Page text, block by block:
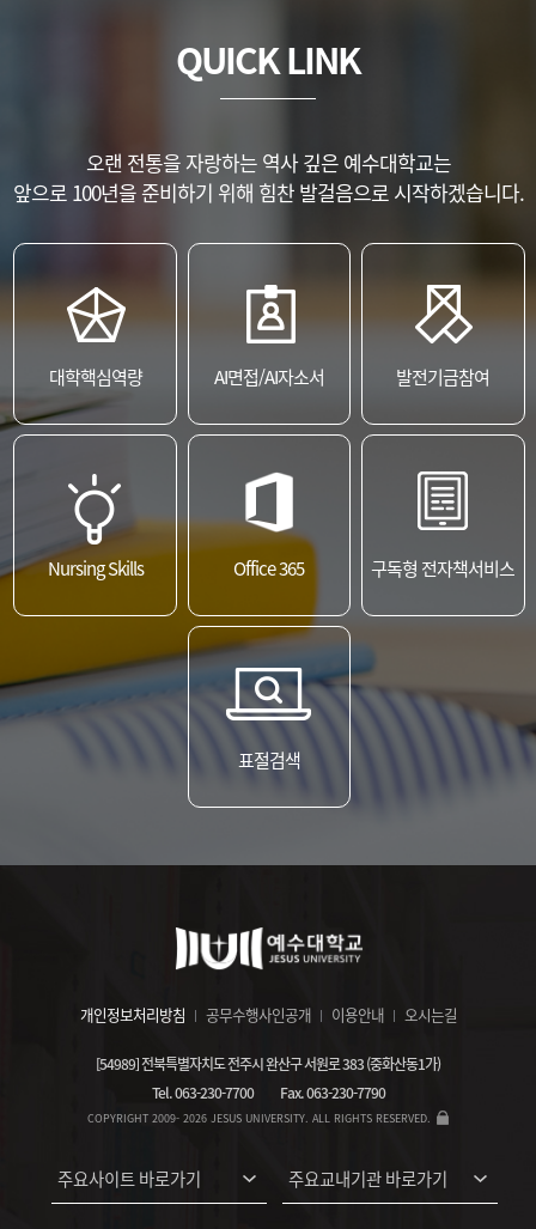
QUICK LINK
오랜 전통을 자랑하는 역사 깊은 예수대학교는
앞으로 100년을 준비하기 위해 힘찬 발걸음으로 시작하겠습니다.
대학핵심역량 AI면접/AI자소서 발전기금참여
Nursing Skills Office 365 구독형 전자책서비스
표절검색
개인정보처리방침 공무수행사인공개 이용안내 오시는길
[54989] 전북특별자치도 전주시 완산구 서원로 383 (중화산동1가)
Tel.063-230-7700 Fax.063-230-7790
COPYRIGHT 2009- 2026 JESUS UNIVERSITY. ALL RIGHTS RESERVED.